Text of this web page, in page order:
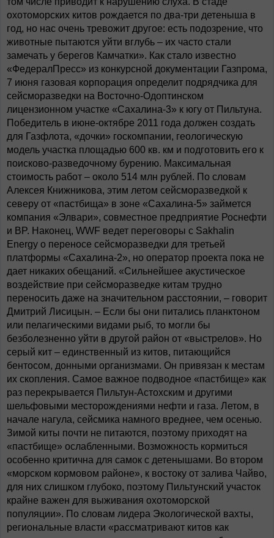
охотоморских китов рождается по два-три детеныша в
год, но нас очень тревожит другое: есть подозрение, что
животные пытаются уйти вглубь – их часто стали
замечать у берегов Камчатки». Как стало известно
«ФедералПресс» из конкурсной документации Газпрома,
7 июня газовая корпорация определит подрядчика для
сейсморазведки на Восточно-Одоптинском
лицензионном участке «Сахалина-3» к югу от Пильтуна.
Победитель в июне-октябре 2011 года должен создать
для Газфлота, «дочки» госкомпании, геологическую
модель участка площадью 600 кв. км и подготовить его к
поисково-разведочному бурению. Максимальная
стоимость работ – около 514 млн рублей. По словам
Алексея Книжникова, этим летом сейсморазведкой к
северу от «пастбища» в зоне «Сахалина-5» займется
компания «Элвари», совместное предприятие Роснефти
и BP. Наконец, WWF ведет переговоры с Sakhalin
Energy о переносе сейсморазведки для третьей
платформы «Сахалина-2», но оператор проекта пока не
дает никаких обещаний. «Сильнейшее акустическое
воздействие при сейсморазведке китам трудно
переносить даже на значительном расстоянии, – говорит
Дмитрий Лисицын. – Если бы они питались планктоном
или пелагическими видами рыб, то могли бы
безболезненно уйти в другой район от «выстрелов». Но
серый кит – единственный из китов, питающийся
бентосом, донными организмами. Он привязан к местам
их скопления. Самое важное подводное «пастбище» как
раз перекрывается Пильтун-Астохским и другими
шельфовыми месторождениями нефти и газа. Летом, в
начале нагула, сейсмика намного вреднее, чем осенью.
Зимой киты почти не питаются, поэтому приходят на
«пастбище» ослабленными. Возможность кормиться
особенно критична для самок с детенышами. Во втором
«морском кормовом районе», к востоку от залива Чайво,
для них слишком глубоко, поэтому Пильтунский участок
крайне важен для выживания охотоморской
популяции». По словам лидера Экологической вахты,
региональные власти «рассматривают китов как